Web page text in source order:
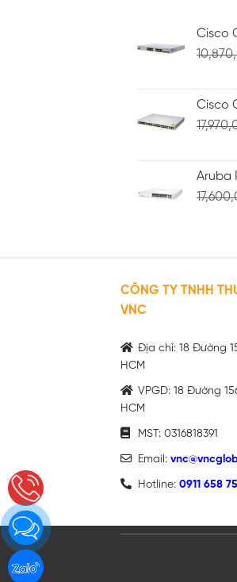
Cisco
Cisco
Aruba
CÔNG TY TNHH
VNC
Địa chỉ: 18 Đường
HCM
VPGD: 18 Đường
HCM
MST: 0316818391
Email:
Hotline: 0911 658